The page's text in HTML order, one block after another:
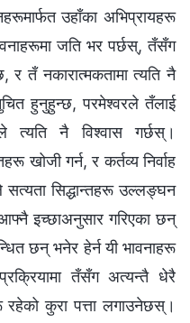
उहाँका अभिप्रायहरू
जति भर पर्छस्, तँसँग
र तँ नकारात्मकतामा त्यति नै
हुनुहुन्छ, परमेश्‍वरले तँलाई
नै विश्‍वास गर्छस्।
खोजी गर्न, र कर्तव्य निर्वाह
सत्यता सिद्धान्तहरू उल्लङ्घन
इच्छाअनुसार गरिएका छन्
छन् भनेर हेर्न यी भावनाहरू
तँसँग अत्यन्तै धेरै
कुरा पत्ता लगाउनेछस्।